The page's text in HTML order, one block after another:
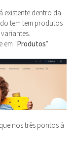
existente dentro da
tem tem produtos
em "Produtos".
nos três pontos à